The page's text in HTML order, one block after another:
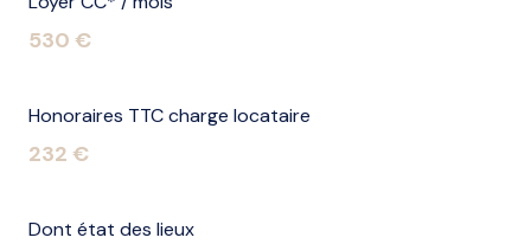
530 €
Honoraires TTC charge locataire
232 €
Dont état des lieux